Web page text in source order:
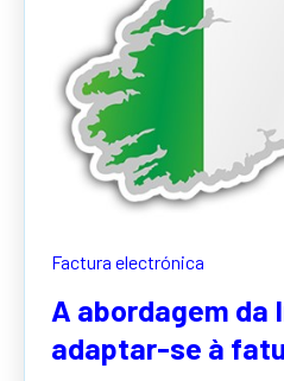
Factura electrónica
A abordagem da
adaptar-se à